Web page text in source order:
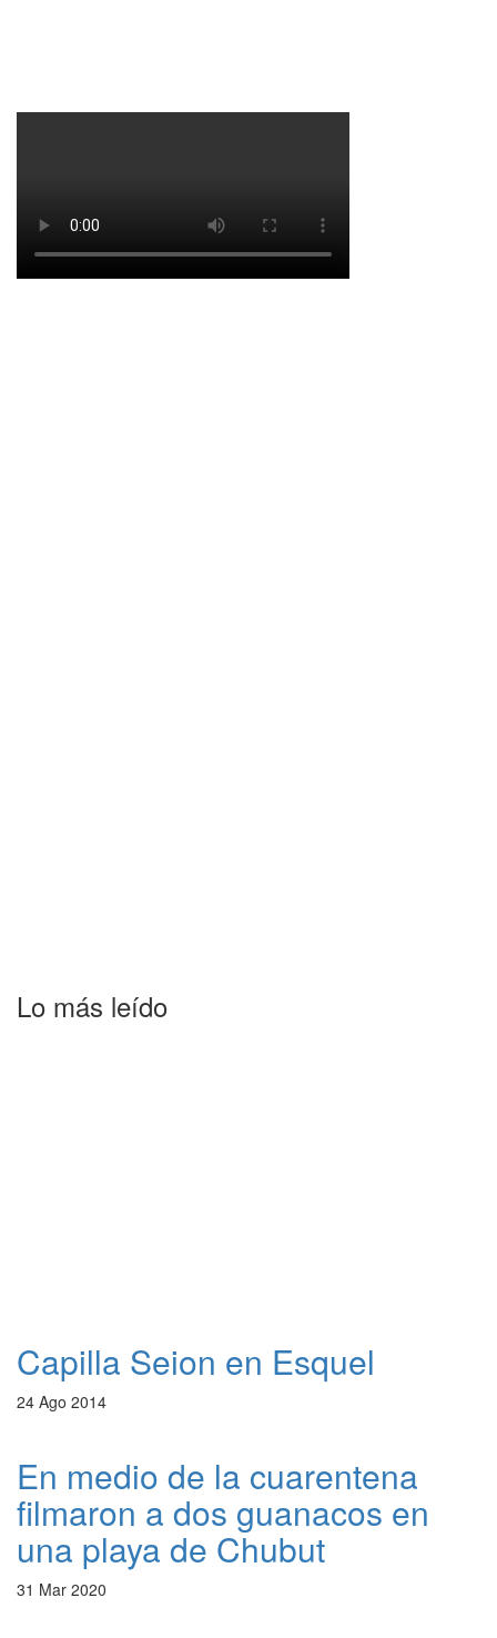
Lo más leído
Capilla Seion en Esquel
24 Ago 2014
En medio de la cuarentena
filmaron a dos guanacos en
una playa de Chubut
31 Mar 2020